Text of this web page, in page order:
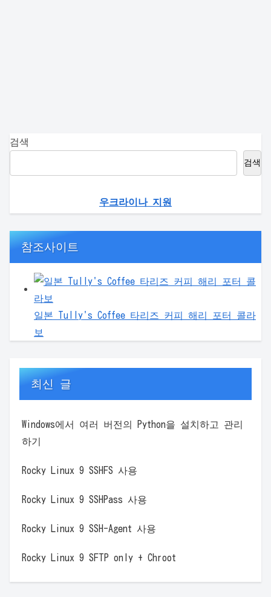
검색
검색
우크라이나 지원
참조사이트
일본 Tully's Coffee 타리즈 커피 해리 포터 콜라
보
최신 글
Windows에서 여러 버전의 Python을 설치하고 관리
하기
Rocky Linux 9 SSHFS 사용
Rocky Linux 9 SSHPass 사용
Rocky Linux 9 SSH-Agent 사용
Rocky Linux 9 SFTP only + Chroot